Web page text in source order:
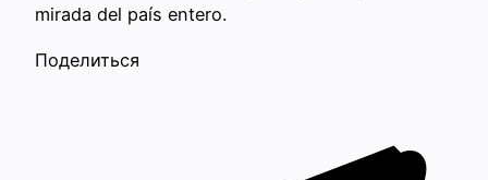
mirada del país entero.
Поделиться